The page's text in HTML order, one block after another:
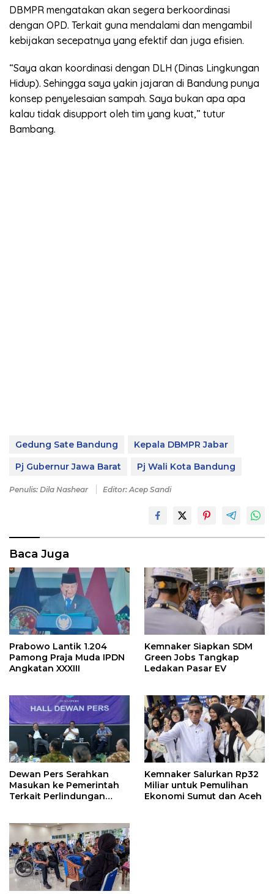
DBMPR mengatakan akan segera berkoordinasi
dengan OPD. Terkait guna mendalami dan mengambil
kebijakan secepatnya yang efektif dan juga efisien.
“Saya akan koordinasi dengan DLH (Dinas Lingkungan
Hidup). Sehingga saya yakin jajaran di Bandung punya
konsep penyelesaian sampah. Saya bukan apa apa
kalau tidak disupport oleh tim yang kuat,” tutur
Bambang.
Gedung Sate Bandung
Kepala DBMPR Jabar
Pj Gubernur Jawa Barat
Pj Wali Kota Bandung
Penulis: Dila Nashear Editor: Acep Sandi
Baca Juga
Prabowo Lantik 1.204
Pamong Praja Muda IPDN
Angkatan XXXIII
Kemnaker Siapkan SDM
Green Jobs Tangkap
Ledakan Pasar EV
Dewan Pers Serahkan
Masukan ke Pemerintah
Terkait Perlindungan
Kemnaker Salurkan Rp32
Miliar untuk Pemulihan
Ekonomi Sumut dan Aceh